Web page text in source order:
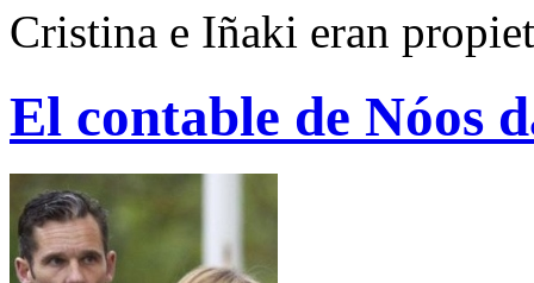
Cristina e Iñaki eran
El contable de Nóos